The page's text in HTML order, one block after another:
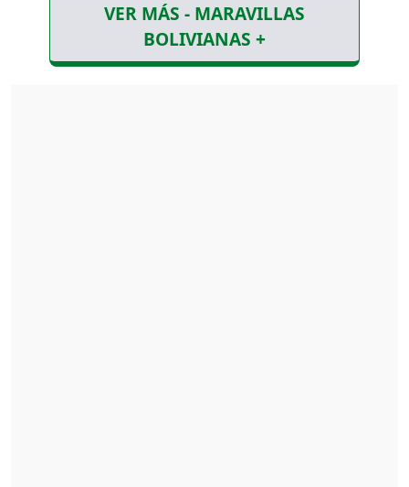
VER MÁS - MARAVILLAS
BOLIVIANAS +